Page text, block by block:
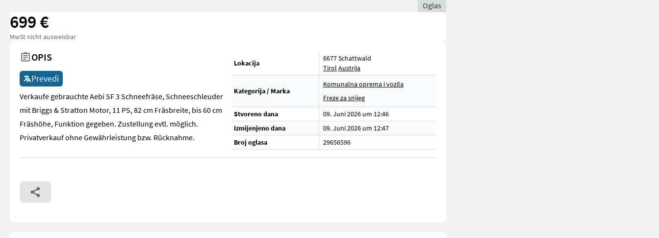
Oglas
699 €
MwSt nicht ausweisbar
OPIS
Prevedi
Verkaufe gebrauchte Aebi SF 3 Schneefräse, Schneeschleuder
mit Briggs & Stratton Motor, 11 PS, 82 cm Fräsbreite, bis 60 cm
Fräshöhe, Funktion gegeben. Zustellung evtl. möglich.
Privatverkauf ohne Gewährleistung bzw. Rücknahme.
Lokacija
6677 Schattwald
Tirol Austrija
Kategorija / Marka
Komunalna oprema i vozila
Freze za snijeg
Stvoreno dana
09. Juni 2026 um 12:46
Izmijenjeno dana
09. Juni 2026 um 12:47
Broj oglasa
29656596